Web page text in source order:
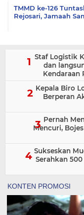
TMMD ke-126
Rejosari, Jamaah
Staf Logistik
dan
Kendaraan
Kepala Biro
Berperan
Pernah
Mencuri,
Sukseskan
Serahkan